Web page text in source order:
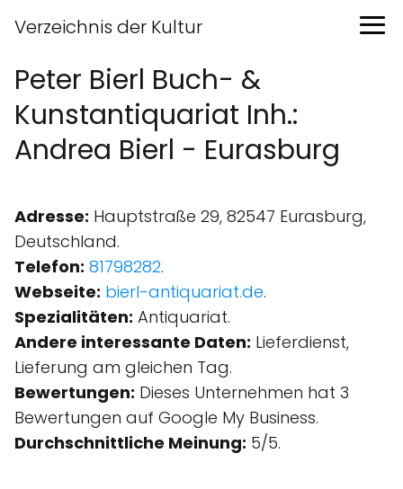
Verzeichnis der Kultur
Peter Bierl Buch- &
Kunstantiquariat Inh.:
Andrea Bierl - Eurasburg
Adresse: Hauptstraße 29, 82547 Eurasburg,
Deutschland.
Telefon: 81798282.
Webseite: bierl-antiquariat.de.
Spezialitäten: Antiquariat.
Andere interessante Daten: Lieferdienst,
Lieferung am gleichen Tag.
Bewertungen: Dieses Unternehmen hat 3
Bewertungen auf Google My Business.
Durchschnittliche Meinung: 5/5.